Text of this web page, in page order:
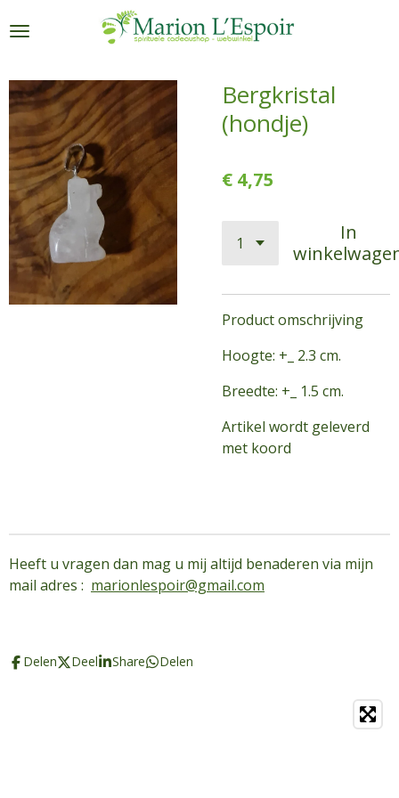
direct
de
hoofdinhoud
Bergkristal
(hondje)
€ 4,75
In
Product omschrijving
Hoogte: +_ 2.3 cm.
Breedte: +_ 1.5 cm.
Artikel wordt geleverd
met koord
Heeft u vragen dan mag u mij altijd benaderen via mijn
mail adres : marionlespoir@gmail.com
Delen Deel Share Delen